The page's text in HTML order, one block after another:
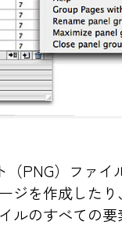
（PNG）ファ
ジを作成した
ルのすべての要